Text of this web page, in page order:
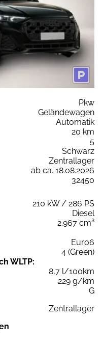
Pkw
Geländewagen
Automatik
20 km
5
Schwarz
Zentrallager
ab ca. 18.08.2026
32450
210 kW / 286 PS
Diesel
2.967 cm³
Euro6
4 (Green)
WLTP:
8,7 l/100km
229 g/km
G
Zentrallager